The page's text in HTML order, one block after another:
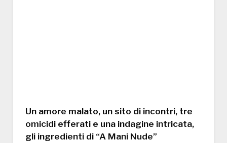
Un amore malato, un sito di incontri, tre
omicidi efferati e una indagine intricata,
gli ingredienti di “A Mani Nude”